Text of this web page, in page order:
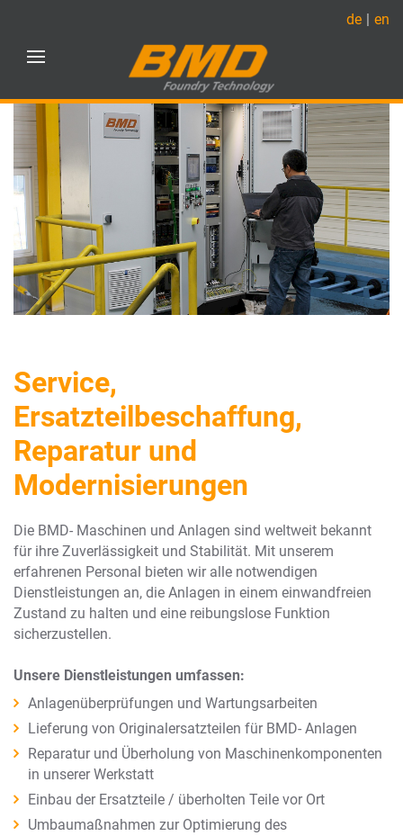
de en
Service,
Ersatzteilbeschaffung,
Reparatur und
Modernisierungen
Die BMD- Maschinen und Anlagen sind weltweit bekannt
für ihre Zuverlässigkeit und Stabilität. Mit unserem
erfahrenen Personal bieten wir alle notwendigen
Dienstleistungen an, die Anlagen in einem einwandfreien
Zustand zu halten und eine reibungslose Funktion
sicherzustellen.
Unsere Dienstleistungen umfassen:
Anlagenüberprüfungen und Wartungsarbeiten
Lieferung von Originalersatzteilen für BMD- Anlagen
Reparatur und Überholung von Maschinenkomponenten
in unserer Werkstatt
Einbau der Ersatzteile / überholten Teile vor Ort
Umbaumaßnahmen zur Optimierung des